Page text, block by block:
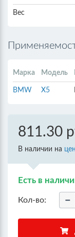
Вес
Марка Модель
BMW X5
811.30
В наличии на
Есть в
Кол-во: −